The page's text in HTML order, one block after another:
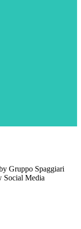
Gruppo Spaggiari
Social Media